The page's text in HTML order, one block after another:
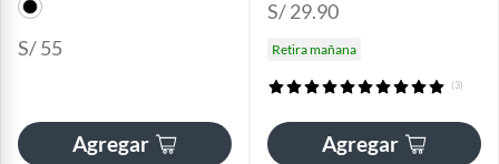
S/ 55
Agregar
S/ 29.90
Retira mañana
(3)
Agregar